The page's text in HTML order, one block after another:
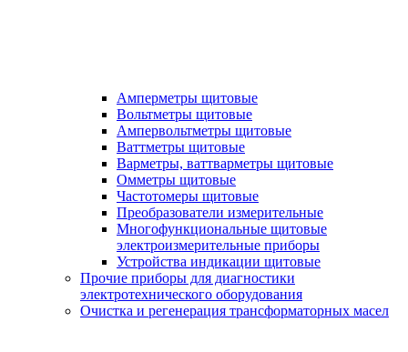
Амперметры щитовые
Вольтметры щитовые
Ампервольтметры щитовые
Ваттметры щитовые
Варметры, ваттварметры щитовые
Омметры щитовые
Частотомеры щитовые
Преобразователи измерительные
Многофункциональные щитовые
электроизмерительные приборы
Устройства индикации щитовые
Прочие приборы для диагностики
электротехнического оборудования
Очистка и регенерация трансформаторных масел